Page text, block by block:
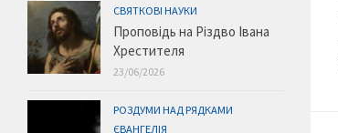
СВЯТКОВІ НАУКИ
Проповідь на Різдво Івана
Хрестителя
23/06/2026
РОЗДУМИ НАД РЯДКАМИ
ЄВАНГЕЛІЯ